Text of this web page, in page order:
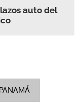
auto del